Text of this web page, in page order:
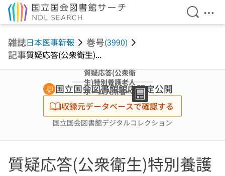
検索を
メ
雑誌日本医事新報 巻号(3990)
記事質疑応答(公衆衛生)...
質疑応答(公衆衛
生)特別養護老人
ホーム入所者への
インフルエンザワ
クチン接種
国立国会図書館館内限定公開
収録元データベースで確認する
国立国会図書館デジタルコレクション
質疑応答(公衆衛生)特別養護